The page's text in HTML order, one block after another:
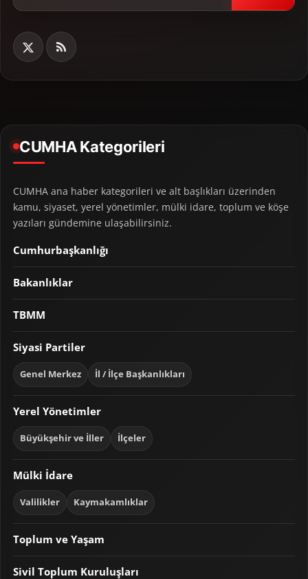
CUMHA Kategorileri
CUMHA ana haber kategorileri ve alt başlıkları üzerinden
kamu, siyaset, yerel yönetimler, mülki idare, toplum ve köşe
yazıları gündemine ulaşabilirsiniz.
Cumhurbaşkanlığı
Bakanlıklar
TBMM
Siyasi Partiler
Genel Merkez İl / İlçe Başkanlıkları
Yerel Yönetimler
Büyükşehir ve İller İlçeler
Mülki İdare
Valilikler Kaymakamlıklar
Toplum ve Yaşam
Sivil Toplum Kuruluşları